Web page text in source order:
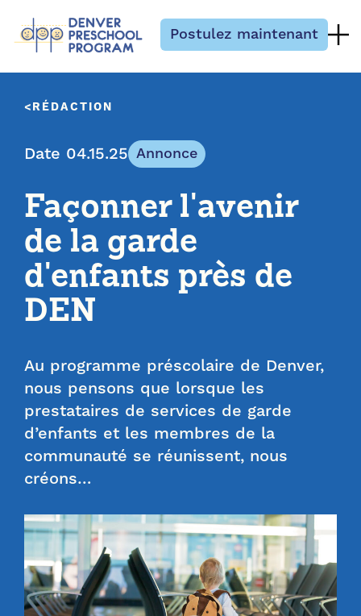
Postulez maintenant
RÉDACTION
Date 04.15.25 Annonce
Façonner l'avenir
de la garde
d'enfants près de
DEN
Au programme préscolaire de Denver,
nous pensons que lorsque les
prestataires de services de garde
d’enfants et les membres de la
communauté se réunissent, nous
créons…